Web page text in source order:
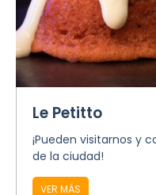
Le Petitto
¡Pueden visitarnos y
de la ciudad!
VER MÁS